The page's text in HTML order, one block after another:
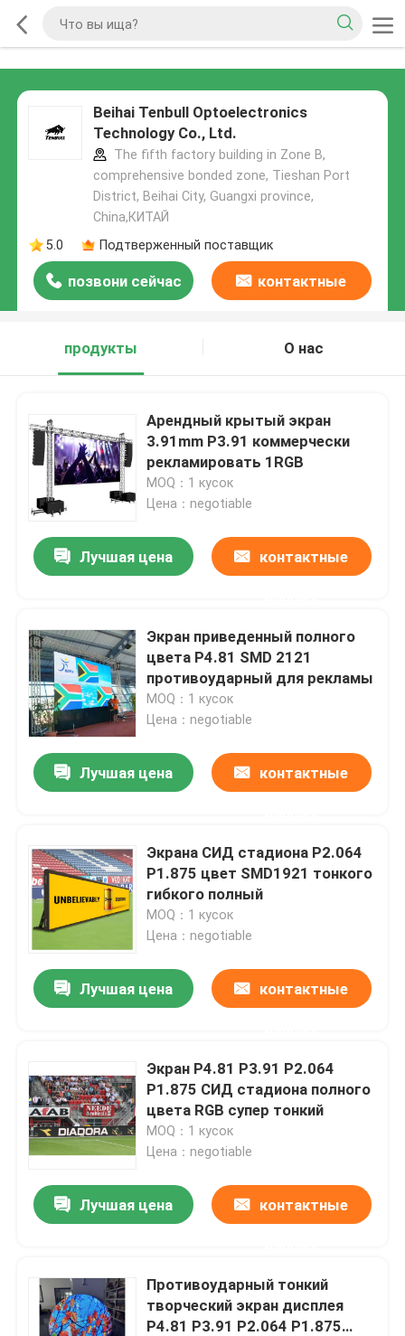
Beihai Tenbull Optoelectronics
Technology Co., Ltd.
The fifth factory building in Zone B,
comprehensive bonded zone, Tieshan Port
District, Beihai City, Guangxi province,
China,КИТАЙ
5.0
Подтверженный поставщик
позвони сейчас контактные
продукты
О нас
Арендный крытый экран
3.91mm P3.91 коммерчески
рекламировать 1RGB
MOQ：1 кусок
Цена：negotiable
Лучшая цена контактные
Экран приведенный полного
цвета P4.81 SMD 2121
противоударный для рекламы
MOQ：1 кусок
Цена：negotiable
Лучшая цена контактные
Экрана СИД стадиона P2.064
P1.875 цвет SMD1921 тонкого
гибкого полный
MOQ：1 кусок
Цена：negotiable
Лучшая цена контактные
Экран P4.81 P3.91 P2.064
P1.875 СИД стадиона полного
цвета RGB супер тонкий
MOQ：1 кусок
Цена：negotiable
Лучшая цена контактные
Противоударный тонкий
творческий экран дисплея
P4.81 P3.91 P2.064 P1.875